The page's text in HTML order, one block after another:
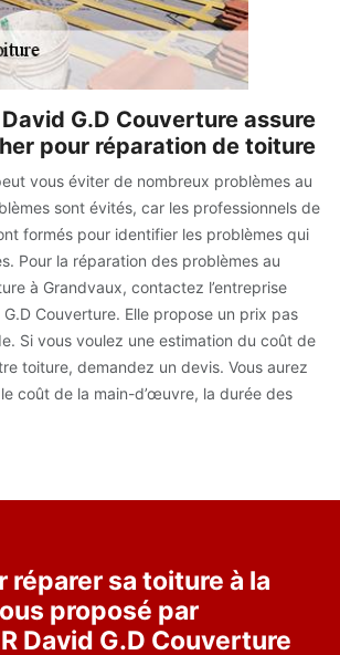
David G.D Couverture assure
pour réparation de toiture
vous éviter de nombreux problèmes au
sont évités, car les professionnels de
formés pour identifier les problèmes qui
Pour la réparation des problèmes au
à Grandvaux, contactez l’entreprise
G.D Couverture. Elle propose un prix pas
Si vous voulez une estimation du coût de
toiture, demandez un devis. Vous aurez
coût de la main-d’œuvre, la durée des
réparer sa toiture à la
proposé par
David G.D Couverture